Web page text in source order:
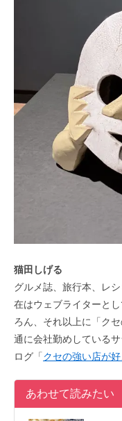
猫田しげる
グルメ誌、旅行本、レ
在はウェブライターと
ろん、それ以上に「ク
通に会社勤めしている
ログ「クセの強い店が好
あわせて読みたい